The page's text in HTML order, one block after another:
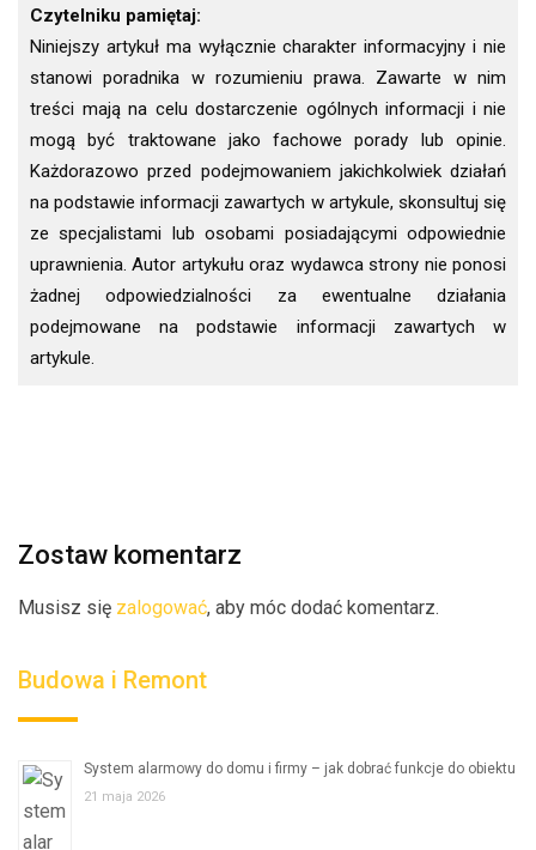
Czytelniku pamiętaj:
Niniejszy artykuł ma wyłącznie charakter informacyjny i nie
stanowi poradnika w rozumieniu prawa. Zawarte w nim
treści mają na celu dostarczenie ogólnych informacji i nie
mogą być traktowane jako fachowe porady lub opinie.
Każdorazowo przed podejmowaniem jakichkolwiek działań
na podstawie informacji zawartych w artykule, skonsultuj się
ze specjalistami lub osobami posiadającymi odpowiednie
uprawnienia. Autor artykułu oraz wydawca strony nie ponosi
żadnej odpowiedzialności za ewentualne działania
podejmowane na podstawie informacji zawartych w
artykule.
Zostaw komentarz
Musisz się zalogować, aby móc dodać komentarz.
Budowa i Remont
System alarmowy do domu i firmy – jak dobrać funkcje do obiektu
21 maja 2026